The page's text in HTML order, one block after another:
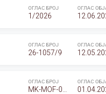
ОГЛАС БРОЈ
1/2026
ОГЛАС
ОГЛАС БРОЈ
26-1057/9
ОГЛАС
ОГЛАС БРОЈ ОГЛАС